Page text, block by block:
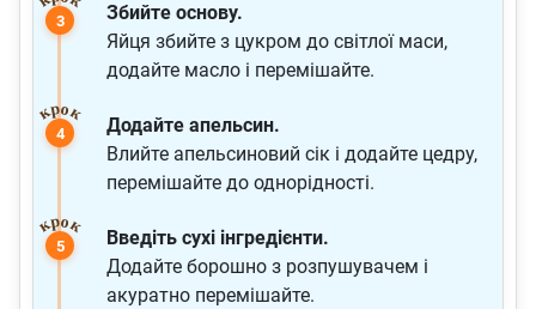
Збийте основу.
Яйця збийте з цукром до світлої маси,
додайте масло і перемішайте.
Додайте апельсин.
Влийте апельсиновий сік і додайте цедру,
перемішайте до однорідності.
Введіть сухі інгредієнти.
Додайте борошно з розпушувачем і
акуратно перемішайте.